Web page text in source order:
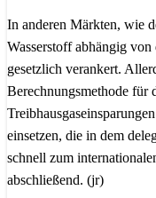
In anderen Märkten, wie
Wasserstoff abhängig
gesetzlich verankert.
Berechnungsmethode für
einsetzen, die in dem
schnell zum
abschließend. (jr)